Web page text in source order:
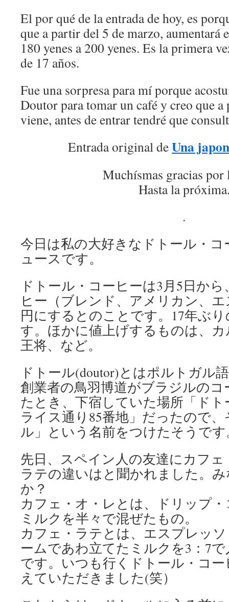
El por qué de la entrada de hoy, es
que a partir del 5 de marzo, aumentará
180 yenes a 200 yenes. Es la primera
de 17 años.
Fue una sorpresa para mí porque
Doutor para tomar un café y creo que
viene, antes de entrar tendré que
Entrada original deUna
Muchísmas gracias por
Hasta la
.
今日は私の大好きなドトール・
ュースです。
ドトール・コーヒーは3月5日か
ヒー（ブレンド、アメリカン、
円にするとのことです。17年ぶ
す。ほかに値上げするものは、カ
王将、など。
ドトール(doutor)とはポルトガル
創業者の鳥羽博道がブラジルの
たとき、下宿していた場所「ド
ライス通り85番地」だったので
ル」という名前をつけたそうです
先日、スペイン人の友達にカフ
ラテの違いはと聞かれました。
か？
カフェ・オ・レとは、ドリップ
ミルクを半々で混ぜたもの。
カフェ・ラテとは、エスプレッ
ームであわ立てたミルクを3：7
です。いつも行くドトール・コ
えていただきました(笑）